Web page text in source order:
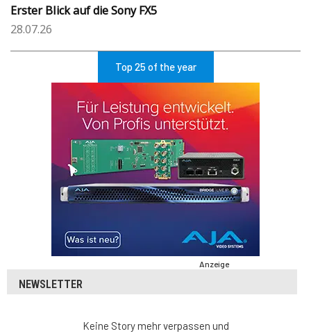
Erster Blick auf die Sony FX5
28.07.26
Top 25 of the year
Anzeige
NEWSLETTER
Keine Story mehr verpassen und